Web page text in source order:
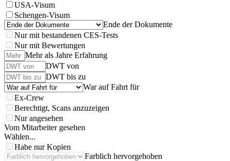
USA-Visum
Schengen-Visum
Ende der Dokumente
Nur mit bestandenen CES-Tests
Nur mit Bewertungen
Mehr als Jahre Erfahrung
DWT von
DWT bis zu
War auf Fahrt für
Ex-Crew
Berechtigt, Scans anzuzeigen
Nur angesehen
Vom Mitarbeiter gesehen
Wählen...
Habe nur Kopien
Farblich hervorgehoben